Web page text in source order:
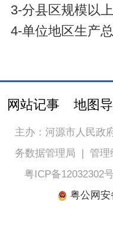
3-分县区规模以
4-单位地区生产
网站记事 地图
主办：河源市人民政
务数据管理局 | 管理
粤ICP备12032302
粤公网安